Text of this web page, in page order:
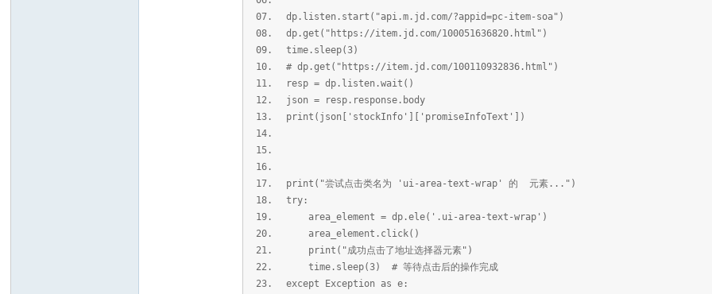
dp.listen.start("api.m.jd.com/?appid=pc-item-soa")
dp.get("https://item.jd.com/100051636820.html")
time.sleep(3)
# dp.get("https://item.jd.com/100110932836.html")
resp = dp.listen.wait()
json = resp.response.body
print(json['stockInfo']['promiseInfoText'])
print("尝试点击类名为 'ui-area-text-wrap' 的 元素...")
try:
area_element = dp.ele('.ui-area-text-wrap')
area_element.click()
print("成功点击了地址选择器元素")
time.sleep(3) # 等待点击后的操作完成
except Exception as e: